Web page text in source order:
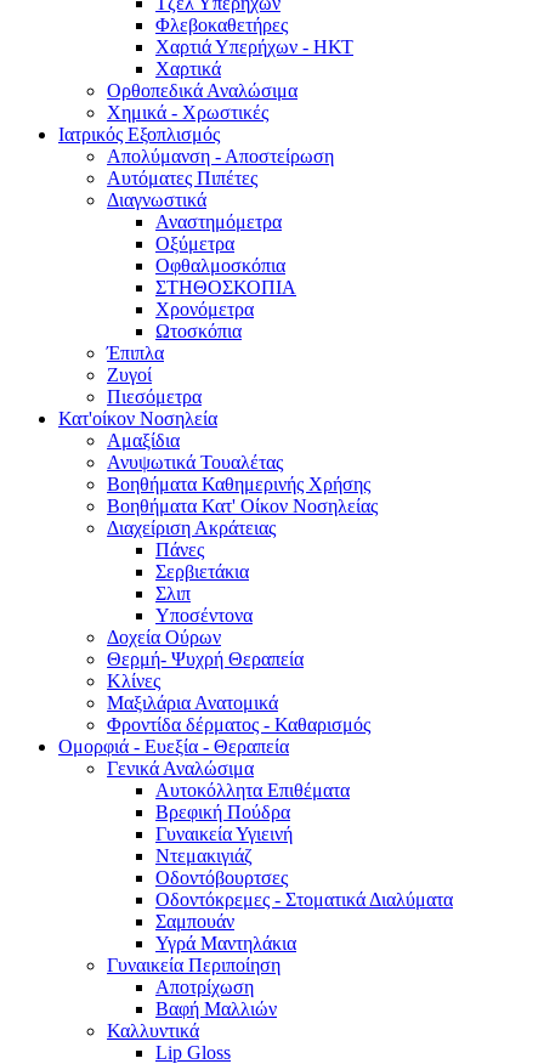
Φλεβοκαθετήρες
Χαρτιά Υπερήχων - ΗΚΤ
Χαρτικά
Ορθοπεδικά Αναλώσιμα
Χημικά - Χρωστικές
Ιατρικός Εξοπλισμός
Απολύμανση - Αποστείρωση
Αυτόματες Πιπέτες
Διαγνωστικά
Αναστημόμετρα
Οξύμετρα
Οφθαλμοσκόπια
ΣΤΗΘΟΣΚΟΠΙΑ
Χρονόμετρα
Ωτοσκόπια
Έπιπλα
Ζυγοί
Πιεσόμετρα
Κατ'οίκον Νοσηλεία
Αμαξίδια
Ανυψωτικά Τουαλέτας
Βοηθήματα Καθημερινής Χρήσης
Βοηθήματα Κατ' Οίκον Νοσηλείας
Διαχείριση Ακράτειας
Πάνες
Σερβιετάκια
Σλιπ
Υποσέντονα
Δοχεία Ούρων
Θερμή- Ψυχρή Θεραπεία
Κλίνες
Μαξιλάρια Ανατομικά
Φροντίδα δέρματος - Καθαρισμός
Ομορφιά - Ευεξία - Θεραπεία
Γενικά Αναλώσιμα
Αυτοκόλλητα Επιθέματα
Βρεφική Πούδρα
Γυναικεία Υγιεινή
Ντεμακιγιάζ
Οδοντόβουρτσες
Οδοντόκρεμες - Στοματικά Διαλύματα
Σαμπουάν
Υγρά Μαντηλάκια
Γυναικεία Περιποίηση
Αποτρίχωση
Βαφή Μαλλιών
Καλλυντικά
Lip Gloss